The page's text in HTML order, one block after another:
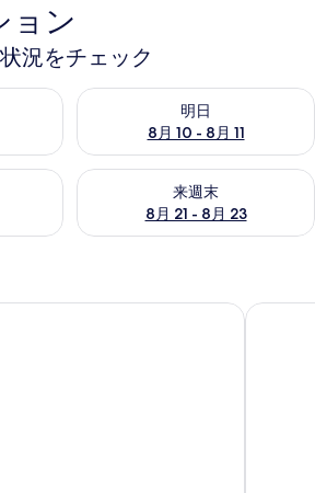
ョン
況をチェック
状況をチェック
明日
8月 10 - 8月 11
明日 8月 10 - 8月 11 の空室状
空室状況をチェック
来週末
8月 21 - 8月 23
来週末 8月 21 - 8月 23 の空室
ー